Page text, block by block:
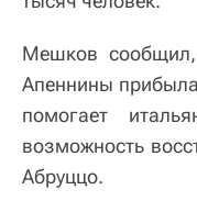
Мешков
Апеннины
помогает
возможность
Абруццо.